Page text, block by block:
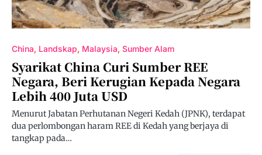
China Landskap Malaysia Sumber Alam
Syarikat China Curi Sumber REE
Negara, Beri Kerugian Kepada Negara
Lebih 400 Juta USD
Menurut Jabatan Perhutanan Negeri Kedah (JPNK), terdapat
dua perlombongan haram REE di Kedah yang berjaya di
tangkap pada…